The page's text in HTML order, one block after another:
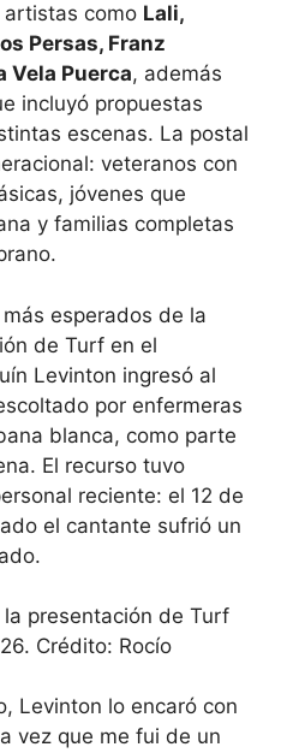
artistas como Lali,
Persas, Franz
Vela Puerca, además
incluyó propuestas
escenas. La postal
veteranos con
jóvenes que
y familias completas
esperados de la
de Turf en el
Levinton ingresó al
por enfermeras
blanca, como parte
El recurso tuvo
reciente: el 12 de
el cantante sufrió un
Levinton lo encaró con
vez que me fui de un